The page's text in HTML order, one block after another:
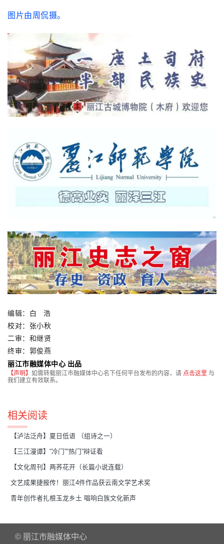
图片由周侃摄。
编辑：白   浩
校对：张小秋
二审：和继贤
终审：郭俊燕
丽江市融媒体中心 出品
【声明】 如需转载丽江市融媒体中心名下任何平台发布的内容，请 点击这里 与
我们建立有效联系。
相关阅读
【泸沽泛舟】夏日低语 （组诗之一）
【三江漫谭】“冷门”“热门”辩证看
【文化周刊】两荞花开（长篇小说连载）
文艺成果捷报传！丽江4件作品获云南文学艺术奖
青年创作者扎根玉龙乡土 唱响白族文化新声
© 丽江市融媒体中心